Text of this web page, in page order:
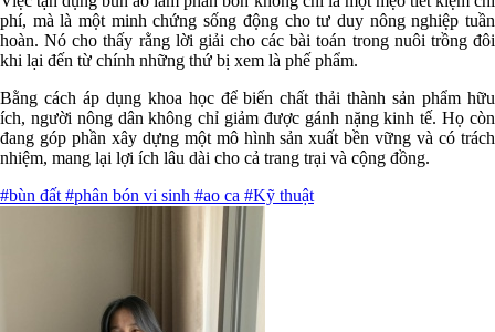
phí, mà là một minh chứng sống động cho tư duy nông nghiệp tuần
hoàn. Nó cho thấy rằng lời giải cho các bài toán trong nuôi trồng đôi
khi lại đến từ chính những thứ bị xem là phế phẩm.
Bằng cách áp dụng khoa học để biến chất thải thành sản phẩm hữu
ích, người nông dân không chỉ giảm được gánh nặng kinh tế. Họ còn
đang góp phần xây dựng một mô hình sản xuất bền vững và có trách
nhiệm, mang lại lợi ích lâu dài cho cả trang trại và cộng đồng.
#bùn đất #phân bón vi sinh #ao ca #Kỹ thuật